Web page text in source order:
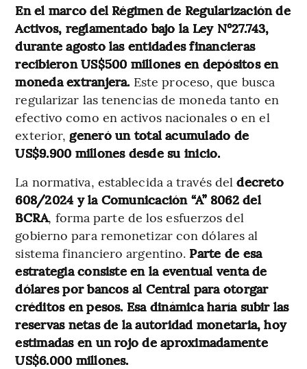
En el marco del Régimen de Regularización de
Activos, reglamentado bajo la Ley N°27.743,
durante agosto las entidades financieras
recibieron US$500 millones en depósitos en
moneda extranjera. Este proceso, que busca
regularizar las tenencias de moneda tanto en
efectivo como en activos nacionales o en el
exterior, generó un total acumulado de
US$9.900 millones desde su inicio.
La normativa, establecida a través deldecreto
608/2024 y la Comunicación “A” 8062 del
BCRA, forma parte de los esfuerzos del
gobierno para remonetizar con dólares al
sistema financiero argentino. Parte de esa
estrategia consiste en la eventual venta de
dólares por bancos al Central para otorgar
créditos en pesos. Esa dinámica haría subir las
reservas netas de la autoridad monetaria, hoy
estimadas en un rojo de aproximadamente
US$6.000 millones.